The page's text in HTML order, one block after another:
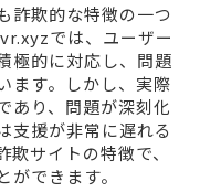
詐欺的な特徴の一つ
では、ユーザー
極的に対応し、問題
ます。しかし、実際
あり、問題が深刻化
支援が非常に遅れる
サイトの特徴で、
できます。